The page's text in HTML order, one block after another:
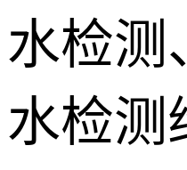
水检测
水检测
防水补漏
障检测
测漏水设备